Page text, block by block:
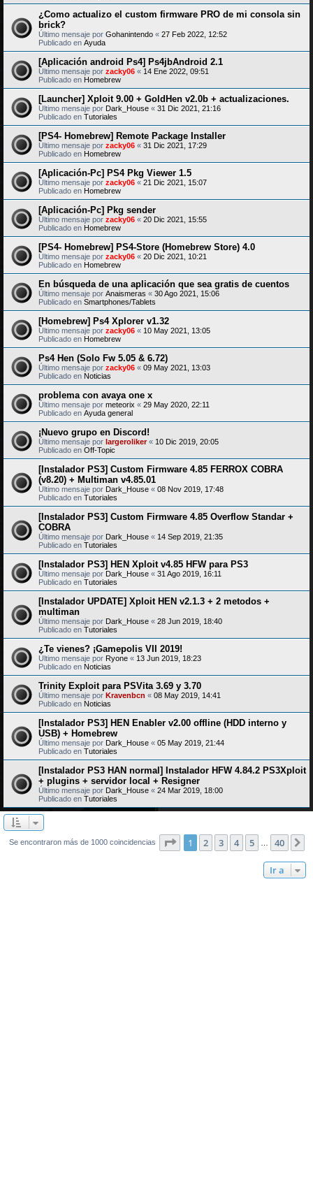
¿Como actualizo el custom firmware PRO de mi consola sin
brick?
Último mensaje por Gohanintendo « 27 Feb 2022, 12:52
Publicado en Ayuda
[Aplicación android Ps4] Ps4jbAndroid 2.1
Último mensaje por zacky06 « 14 Ene 2022, 09:51
Publicado en Homebrew
[Launcher] Xploit 9.00 + GoldHen v2.0b + actualizaciones.
Último mensaje por Dark_House « 31 Dic 2021, 21:16
Publicado en Tutoriales
[PS4- Homebrew] Remote Package Installer
Último mensaje por zacky06 « 31 Dic 2021, 17:29
Publicado en Homebrew
[Aplicación-Pc] PS4 Pkg Viewer 1.5
Último mensaje por zacky06 « 21 Dic 2021, 15:07
Publicado en Homebrew
[Aplicación-Pc] Pkg sender
Último mensaje por zacky06 « 20 Dic 2021, 15:55
Publicado en Homebrew
[PS4- Homebrew] PS4-Store (Homebrew Store) 4.0
Último mensaje por zacky06 « 20 Dic 2021, 10:21
Publicado en Homebrew
En búsqueda de una aplicación que sea gratis de cuentos
Último mensaje por Anaismeras « 30 Ago 2021, 15:06
Publicado en Smartphones/Tablets
[Homebrew] Ps4 Xplorer v1.32
Último mensaje por zacky06 « 10 May 2021, 13:05
Publicado en Homebrew
Ps4 Hen (Solo Fw 5.05 & 6.72)
Último mensaje por zacky06 « 09 May 2021, 13:03
Publicado en Noticias
problema con avaya one x
Último mensaje por meteorix « 29 May 2020, 22:11
Publicado en Ayuda general
¡Nuevo grupo en Discord!
Último mensaje por largeroliker« 10 Dic 2019, 20:05
Publicado en Off-Topic
[Instalador PS3] Custom Firmware 4.85 FERROX COBRA
(v8.20) + Multiman v4.85.01
Último mensaje por Dark_House « 08 Nov 2019, 17:48
Publicado en Tutoriales
[Instalador PS3] Custom Firmware 4.85 Overflow Standar +
COBRA
Último mensaje por Dark_House « 14 Sep 2019, 21:35
Publicado en Tutoriales
[Instalador PS3] HEN Xploit v4.85 HFW para PS3
Último mensaje por Dark_House « 31 Ago 2019, 16:11
Publicado en Tutoriales
[Instalador UPDATE] Xploit HEN v2.1.3 + 2 metodos +
multiman
Último mensaje por Dark_House « 28 Jun 2019, 18:40
Publicado en Tutoriales
¿Te vienes? ¡Gamepolis VII 2019!
Último mensaje por Ryone « 13 Jun 2019, 18:23
Publicado en Noticias
Trinity Exploit para PSVita 3.69 y 3.70
Último mensaje por Kravenbcn « 08 May 2019, 14:41
Publicado en Noticias
[Instalador PS3] HEN Enabler v2.00 offline (HDD interno y
USB) + Homebrew
Último mensaje por Dark_House « 05 May 2019, 21:44
Publicado en Tutoriales
[Instalador PS3 HAN normal] Instalador HFW 4.84.2 PS3Xploit
+ plugins + servidor local + Resigner
Último mensaje por Dark_House « 24 Mar 2019, 18:00
Publicado en Tutoriales
Se encontraron más de 1000 coincidencias Página de 40
1 2 3 4 5 40
Ir a